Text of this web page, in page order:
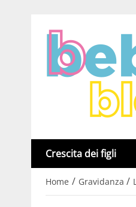
Crescita dei figli
Home / Gravidanza /